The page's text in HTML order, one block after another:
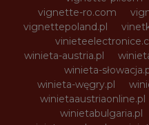
vignette-ro.com
vignettepoland.pl
winieta-austria.pl
winieta-
winieta-węgry.pl
winietaaustriaonline.pl
winietabulgaria.pl